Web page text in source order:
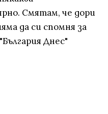
Смятам, че дори
да си спомня за
Днес"